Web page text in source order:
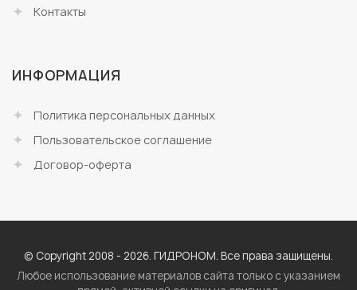
Контакты
ИНФОРМАЦИЯ
Политика персональных данных
Пользовательское соглашение
Договор-оферта
© Copyright 2008 - 2026. ГИДРОНОМ. Все права защищены.
Любое использование материалов сайта только с указанием